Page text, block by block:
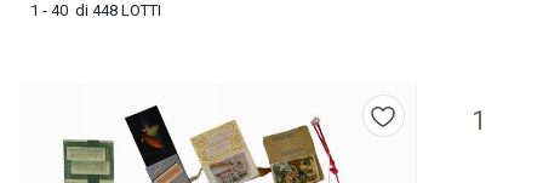
1 - 40 di 448 LOTTI
1